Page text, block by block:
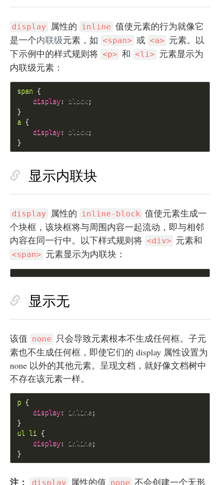
display 属性的 inline 值使元素的行为就像它
是一个内联级元素，如 <span> 或 <a> 元素。以
下示例中的样式规则将 <p> 和 <li> 元素显示为
内联级元素：
span {
display: block;
}
a {
display: block;
}
显示内联块
display 属性的 inline-block 值使元素生成一
个块框，该块框将与周围内容一起流动，即与相邻
内容在同一行中。以下样式规则将 <div> 元素和
<span> 元素显示为内联块：
显示无
该值 none
只会导致元素根本不生成任何框。子元
素也不生成任何框，即使它们的 display 属性设置为
none 以外的其他元素。呈现文档，就好像文档树中
不存在该元素一样。
p {
display: inline;
}
ul li {
display: inline;
}
注： display 属性的值 none 不会创建一个无形